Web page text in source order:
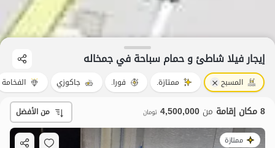
إيجار فيلا شاطئ و حمام سباحة في جمخاله
المسبح ممتازة. فورا. جاكوزي الفخامة
8 مكان إقامة من 4,500,000 تومان من الأفضل
ممتازة